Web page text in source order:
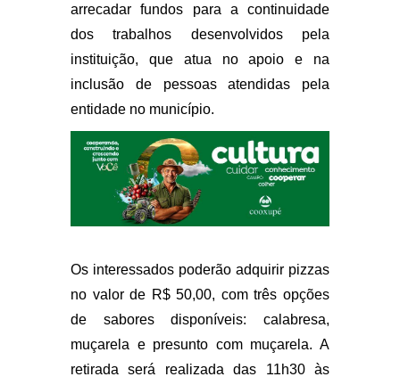
arrecadar fundos para a continuidade
dos trabalhos desenvolvidos pela
instituição, que atua no apoio e na
inclusão de pessoas atendidas pela
entidade no município.
Os interessados poderão adquirir pizzas
no valor de R$ 50,00, com três opções
de sabores disponíveis: calabresa,
muçarela e presunto com muçarela. A
retirada será realizada das 11h30 às